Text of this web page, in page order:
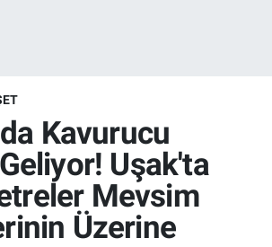
Kavurucu
Uşak'ta
Mevsim
Üzerine